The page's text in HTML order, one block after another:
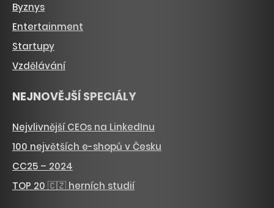
Byznys
Entertainment
Startupy
Vzdělávání
NEJNOVĚJŠÍ SPECIÁLY
Nejvlivnější CEOs na LinkedInu
100 největších e-shopů v Česku
CC25 – 2024
TOP 20 🇨🇿 herních studií